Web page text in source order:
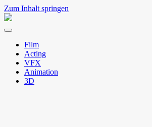
Zum Inhalt springen
Natto
Menü
umschalten
Film
Acting
VFX
Animation
3D